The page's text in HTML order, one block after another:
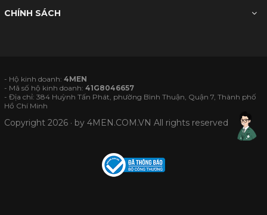
CHÍNH SÁCH
- Hộ kinh doanh:4MEN
- Mã số hộ kinh doanh:41G8046657
- Địa chỉ: 384 Huỳnh Tấn Phát, phường Bình Thuận, Quận 7, Thành phố
Hồ Chí Minh
Copyright 2026 · by4MEN.COM.VN All rights reserved